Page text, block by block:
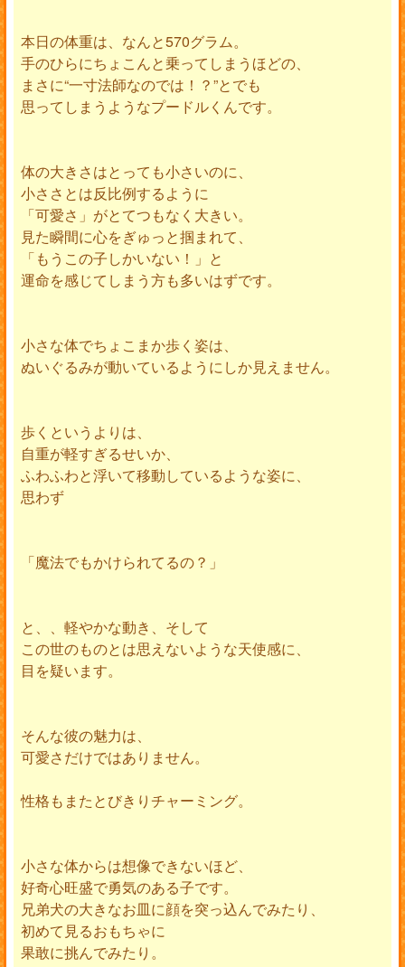
本日の体重は、なんと570グラム。
手のひらにちょこんと乗ってしまうほどの、
まさに“一寸法師なのでは！？”とでも
思ってしまうようなプードルくんです。
体の大きさはとっても小さいのに、
小ささとは反比例するように
「可愛さ」がとてつもなく大きい。
見た瞬間に心をぎゅっと掴まれて、
「もうこの子しかいない！」と
運命を感じてしまう方も多いはずです。
小さな体でちょこまか歩く姿は、
ぬいぐるみが動いているようにしか見えません。
歩くというよりは、
自重が軽すぎるせいか、
ふわふわと浮いて移動しているような姿に、
思わず
「魔法でもかけられてるの？」
と、、軽やかな動き、そして
この世のものとは思えないような天使感に、
目を疑います。
そんな彼の魅力は、
可愛さだけではありません。
性格もまたとびきりチャーミング。
小さな体からは想像できないほど、
好奇心旺盛で勇気のある子です。
兄弟犬の大きなお皿に顔を突っ込んでみたり、
初めて見るおもちゃに
果敢に挑んでみたり。